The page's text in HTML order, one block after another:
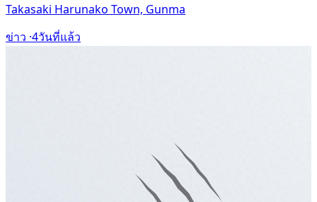
Takasaki Harunako Town, Gunma
ข่าว ·4วันที่แล้ว